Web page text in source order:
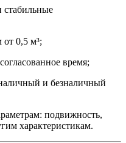
стабильные
от 0,5 м³;
время;
и безналичный
подвижность,
характеристикам.